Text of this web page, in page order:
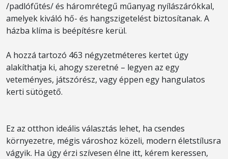
/padlófűtés/ és háromrétegű műanyag nyílászárókkal,
amelyek kiváló hő- és hangszigetelést biztosítanak. A
házba klíma is beépítésre kerül.
A hozzá tartozó 463 négyzetméteres kertet úgy
alakíthatja ki, ahogy szeretné – legyen az egy
veteményes, játszórész, vagy éppen egy hangulatos
kerti sütögető.
Ez az otthon ideális választás lehet, ha csendes
környezetre, mégis városhoz közeli, modern életstílusra
vágyik. Ha úgy érzi szívesen élne itt, kérem keressen,